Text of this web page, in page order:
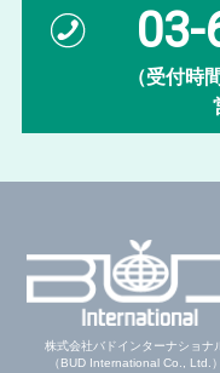
03-
（受付時
株式会社バドインターナショナ
（BUD International Co., Ltd.）